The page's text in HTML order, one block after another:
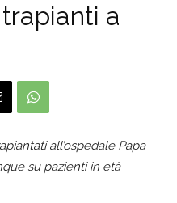
a
all’ospedale Papa
su pazienti in età